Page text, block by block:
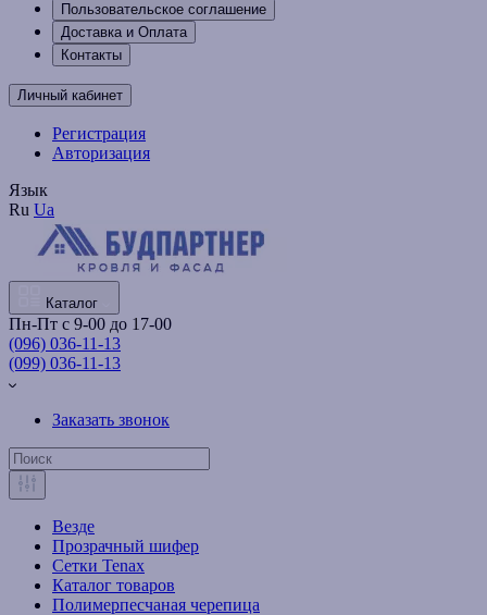
Пользовательское соглашение
Доставка и Оплата
Контакты
Личный кабинет
Регистрация
Авторизация
Язык
Ru Ua
Каталог
Пн-Пт с 9-00 до 17-00
(096) 036-11-13
(099) 036-11-13
Заказать звонок
Везде
Прозрачный шифер
Сетки Tenax
Каталог товаров
Полимерпесчаная черепица